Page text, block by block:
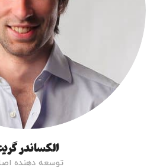
الکساندر
توسعه دهنده